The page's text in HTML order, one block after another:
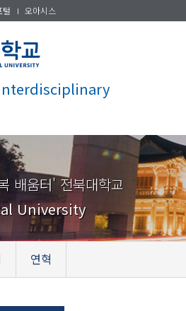
털 오아시스
배움터' 전북대학교
University
연혁